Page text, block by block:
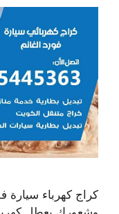
كراج كهرباء سيارة